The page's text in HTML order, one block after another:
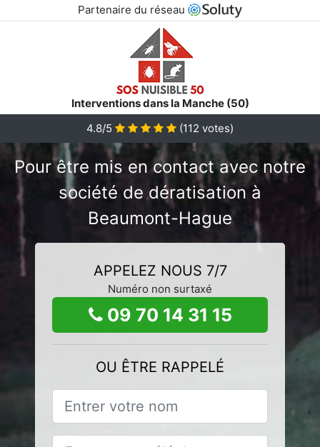
Partenaire du réseau
Interventions dans la Manche (50)
4.8/5
(112 votes)
Pour être mis en contact avec notre
société de dératisation à
Beaumont-Hague
APPELEZ NOUS 7/7
Numéro non surtaxé
09 70 14 31 15
OU ÊTRE RAPPELÉ